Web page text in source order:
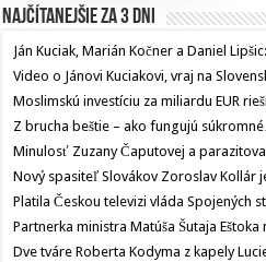
Najčítanejšie za 3 dni
Ján Kuciak, Marián Kočner a Daniel
Video o Jánovi Kuciakovi, vraj na
Moslimskú investíciu za miliardu EUR
Z brucha beštie – ako fungujú
Minulosť Zuzany Čaputovej a
Nový spasiteľ Slovákov Zoroslav Kollár
Platila Českou televizi vláda Spojených
Partnerka ministra Matúša Šutaja Eštoka
Dve tváre Roberta Kodyma z kapely